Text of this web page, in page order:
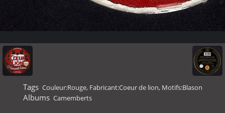
Tags Couleur:Rouge, Fabricant:Coeur de lion, Motifs:Blason
Albums Camemberts